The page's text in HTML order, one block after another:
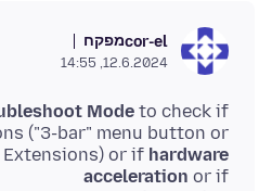
cor-elמפקח
12.6.2024, 14:55
Mode to check if
("3-bar" menu button or
Extensions) or if hardware
acceleration or if